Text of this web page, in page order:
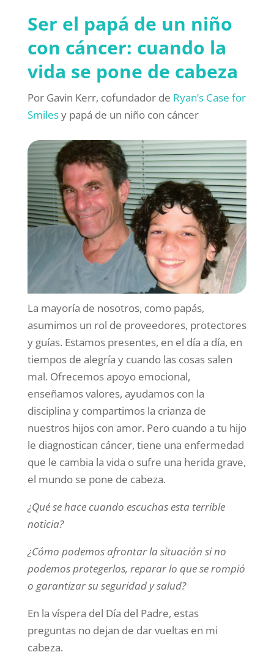
Ser el papá de un niño
con cáncer: cuando la
vida se pone de cabeza
Por Gavin Kerr, cofundador de Ryan’s Case for
Smilesy papá de un niño con cáncer
La mayoría de nosotros, como papás,
asumimos un rol de proveedores, protectores
y guías. Estamos presentes, en el día a día, en
tiempos de alegría y cuando las cosas salen
mal. Ofrecemos apoyo emocional,
enseñamos valores, ayudamos con la
disciplina y compartimos la crianza de
nuestros hijos con amor. Pero cuando a tu hijo
le diagnostican cáncer, tiene una enfermedad
que le cambia la vida o sufre una herida grave,
el mundo se pone de cabeza.
¿Qué se hace cuando escuchas esta terrible
noticia?
¿Cómo podemos afrontar la situación si no
podemos protegerlos, reparar lo que se rompió
o garantizar su seguridad y salud?
En la víspera del Día del Padre, estas
preguntas no dejan de dar vueltas en mi
cabeza.